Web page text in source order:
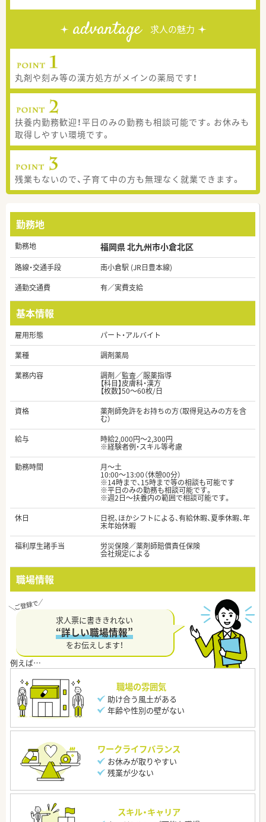
advantage 求人の魅力
丸剤や刻み等の漢方処方がメインの薬局です！
扶養内勤務歓迎！平日のみの勤務も相談可能です。お休みも
取得しやすい環境です。
残業もないので、子育て中の方も無理なく就業できます。
勤務地
勤務地 福岡県 北九州市小倉北区
路線・交通手段
南小倉駅 (JR日豊本線)
通勤交通費
有／実費支給
基本情報
雇用形態
パート・アルバイト
業種
調剤薬局
業務内容
調剤／監査／服薬指導
【科目】皮膚科・漢方
【枚数】50～60枚/日
資格
薬剤師免許をお持ちの方（取得見込みの方を含
む）
給与
時給2,000円～2,300円
※経験者例・スキル等考慮
勤務時間
月～土
10:00～13:00（休憩00分）
※14時まで、15時まで等の相談も可能です
※平日のみの勤務も相談可能です。
※週2日～扶養内の範囲で相談可能です。
休日
日祝、ほかシフトによる、有給休暇、夏季休暇、年
末年始休暇
福利厚生諸手当
労災保険／薬剤師賠償責任保険
会社規定による
職場情報
求人票に書ききれない
“詳しい職場情報”
をお伝えします！
職場の雰囲気
助け合う風土がある
年齢や性別の壁がない
ワークライフバランス
お休みが取りやすい
残業が少ない
スキル・キャリア